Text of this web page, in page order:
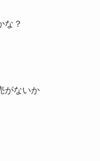
な？
がないか